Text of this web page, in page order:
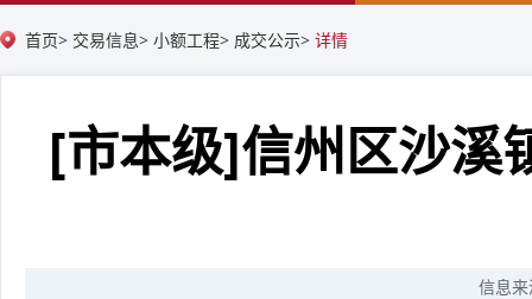
首页> 交易信息> 小额工程> 成交公示> 详情
[市本级]信州区沙溪
信息